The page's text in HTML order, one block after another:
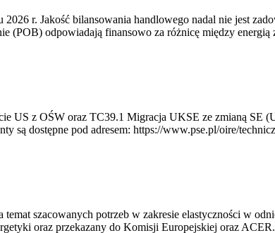
r. Jakość bilansowania handlowego nadal nie jest
(POB) odpowiadają finansowo za różnicę między energią
US z OŚW oraz TC39.1 Migracja UKSE ze zmianą
dostępne pod adresem: https://www.pse.pl/oire/
szacowanych potrzeb w zakresie elastyczności w
oraz przekazany do Komisji Europejskiej oraz